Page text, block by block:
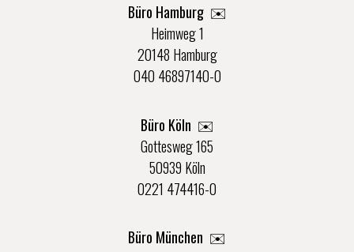
Büro Hamburg ✉️
Heimweg 1
20148 Hamburg
040 46897140-0
Büro Köln ✉️
Gottesweg 165
50939 Köln
0221 474416-0
Büro München ✉️